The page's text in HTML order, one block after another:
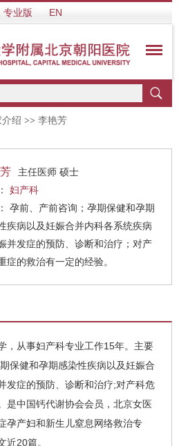
专业版 EN
绍 >> 李艳芳
主任医师 硕士
妇产科
期
疾病以及妊娠合并内科各系统疾病
并发症的预防、诊断和治疗；对产
症的救治有一定的经验。
从事妇产科专业工作15年。主要
保健和孕期感染性疾病以及妊娠合
发症的预防、诊断和治疗;对产科危
是中国钙代谢协会会员，北京女医
孕产妇和新生儿窒息网络救治专
近20篇。